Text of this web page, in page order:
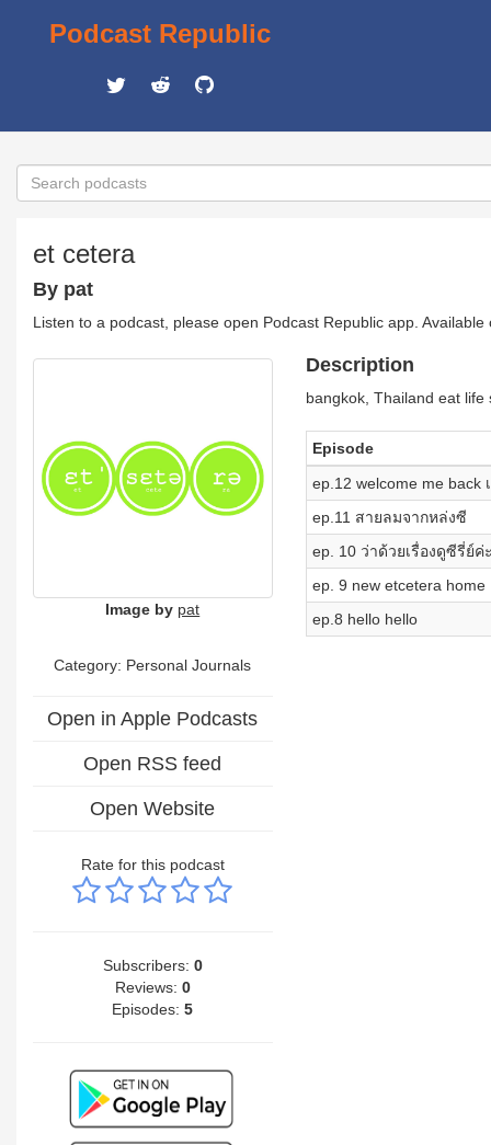
Podcast Republic
et cetera
By pat
Listen to a podcast, please open Podcast Republic app.
Image by pat
Category: Personal Journals
Open in Apple Podcasts
Open RSS feed
Open Website
Rate for this podcast
Subscribers: 0
Reviews: 0
Episodes:5
Description
bangkok, Thailand eat
Episode
ep.12 welcome me back
ep.11 สายลมจากหล่งซี
ep. 10 ว่าด้วยเรื่องดูซีรี่ย์ค่
ep. 9 new etcetera home
ep.8 hello hello